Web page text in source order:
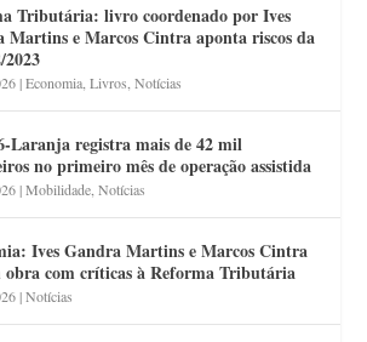
Tributária: livro coordenado por Ives
Martins e Marcos Cintra aponta riscos da
2023
|Economia ,Livros ,Notícias
Laranja registra mais de 42 mil
no primeiro mês de operação assistida
|Mobilidade ,Notícias
Ives Gandra Martins e Marcos Cintra
obra com críticas à Reforma Tributária
|Notícias